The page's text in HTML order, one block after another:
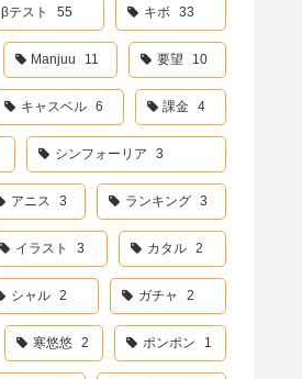
βテスト 55 キボ 33
Manjuu 11 要望 10
キャスベル 6 課金 4
シンフォーリア 3
アニス 3 ランキング 3
イラスト 3 カタル 2
シャル 2 ガチャ 2
寒悠悠 2 ポンポン 1